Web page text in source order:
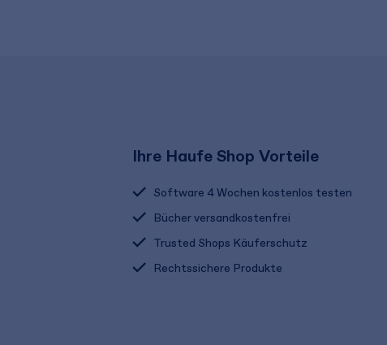
Ihre Haufe Shop Vorteile
Software 4 Wochen kostenlos testen
Bücher versandkostenfrei
Trusted Shops Käuferschutz
Rechtssichere Produkte